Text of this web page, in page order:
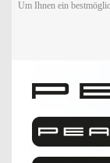
Um Ihnen ein